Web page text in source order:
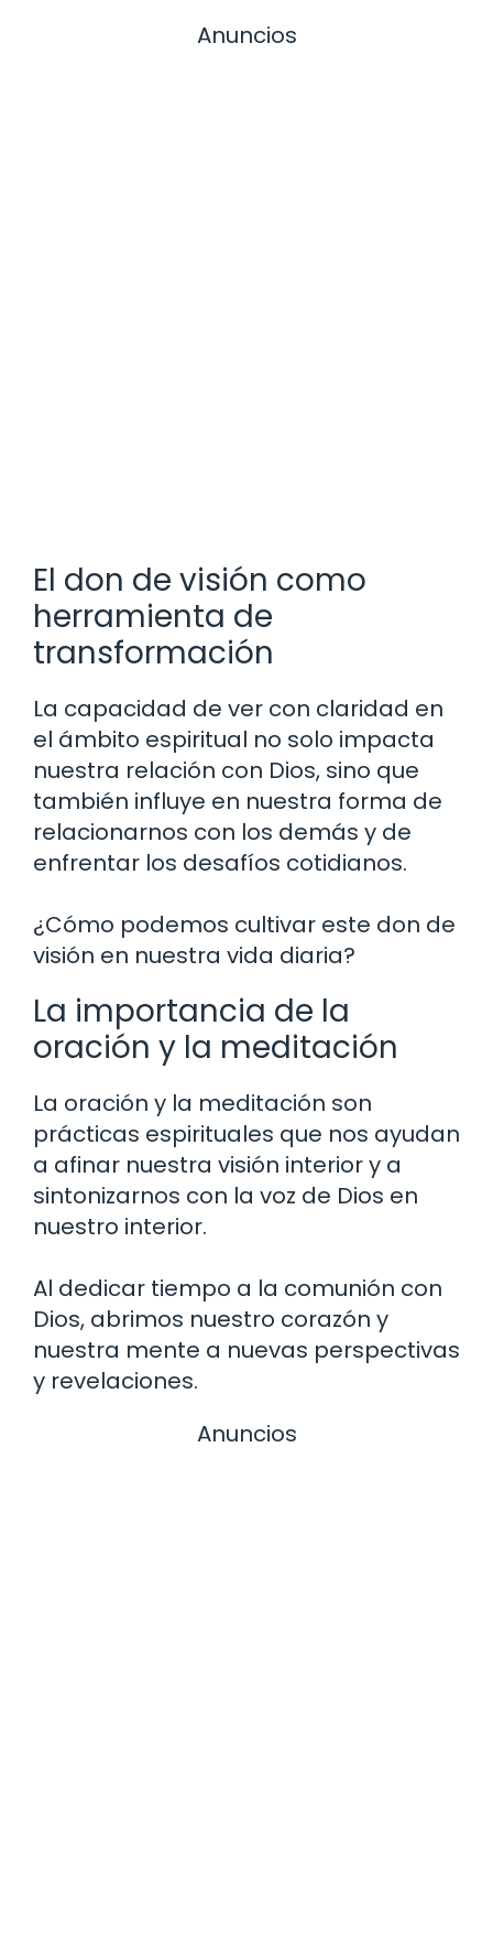
Anuncios
El don de visión como
herramienta de
transformación
La capacidad de ver con claridad en
el ámbito espiritual no solo impacta
nuestra relación con Dios, sino que
también influye en nuestra forma de
relacionarnos con los demás y de
enfrentar los desafíos cotidianos.
¿Cómo podemos cultivar este don de
visión en nuestra vida diaria?
La importancia de la
oración y la meditación
La oración y la meditación son
prácticas espirituales que nos ayudan
a afinar nuestra visión interior y a
sintonizarnos con la voz de Dios en
nuestro interior.
Al dedicar tiempo a la comunión con
Dios, abrimos nuestro corazón y
nuestra mente a nuevas perspectivas
y revelaciones.
Anuncios